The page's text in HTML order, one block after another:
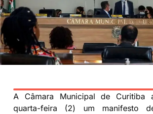
A Câmara Municipal de Curitiba
quarta-feira (2) um manifesto